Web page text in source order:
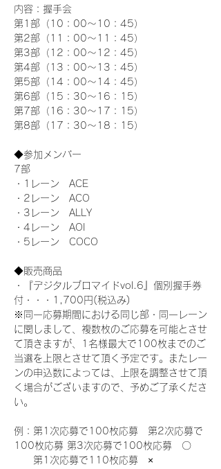
内容：握手会
第1部（10：00～10：45）
第2部（11：00～11：45）
第3部（12：00～12：45）
第4部（13：00～13：45）
第5部（14：00～14：45）
第6部（15：30～16：15）
第7部（16：30～17：15）
第8部（17：30～18：15）
◆参加メンバー
7部
・1レーン　ACE
・2レーン　ACO
・3レーン　ALLY
・4レーン　AOI
・5レーン　COCO
◆販売商品
・『デジタルブロマイドvol.6』個別握手券
付・・・1,700円(税込み)
※同一応募期間における同じ部・同一レーン
に関しまして、複数枚のご応募を可能とさせ
て頂きますが、1名様最大で100枚までのご
当選を上限とさせて頂く予定です。またレー
ンの申込数によっては、上限を調整させて頂
く場合がございますので、予めご了承くださ
い。
例：第1次応募で100枚応募　第2次応募で
100枚応募 第3次応募で100枚応募　〇
第1次応募で110枚応募　×